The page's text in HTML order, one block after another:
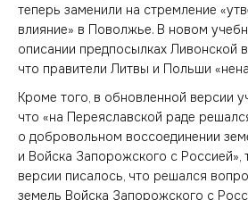
теперь заменили на стремление
влияние» в Поволжье. В новом
описании предпосылках Ливонской
что правители Литвы и Польши
Кроме того, в обновленной версии
что «на Переяславской раде
о добровольном воссоединении
и Войска Запорожского с Россией»,
версии писалось, что решался
земель Войска Запорожского с